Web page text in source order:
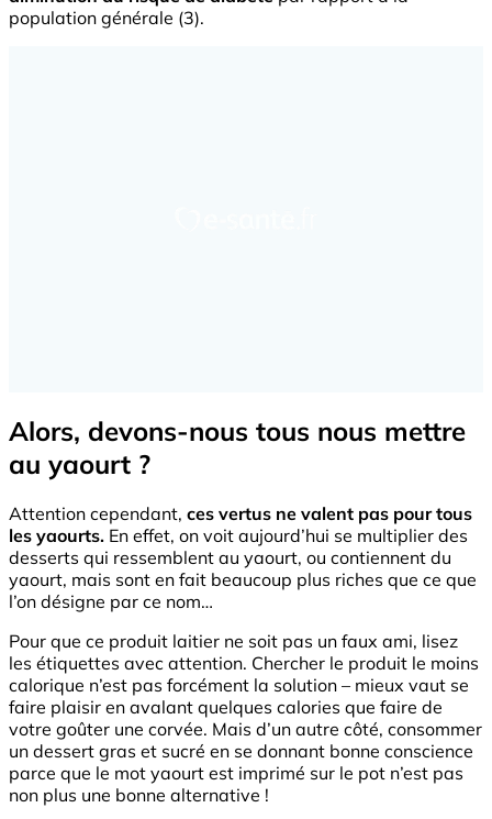
population générale (3).
Alors, devons-nous tous nous mettre
au yaourt ?
Attention cependant, ces vertus ne valent pas pour tous
les yaourts. En effet, on voit aujourd’hui se multiplier des
desserts qui ressemblent au yaourt, ou contiennent du
yaourt, mais sont en fait beaucoup plus riches que ce que
l’on désigne par ce nom…
Pour que ce produit laitier ne soit pas un faux ami, lisez
les étiquettes avec attention. Chercher le produit le moins
calorique n’est pas forcément la solution – mieux vaut se
faire plaisir en avalant quelques calories que faire de
votre goûter une corvée. Mais d’un autre côté, consommer
un dessert gras et sucré en se donnant bonne conscience
parce que le mot yaourt est imprimé sur le pot n’est pas
non plus une bonne alternative !